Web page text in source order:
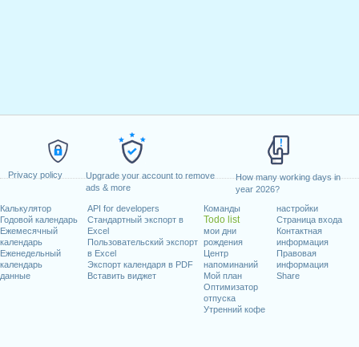
Privacy policy
Upgrade your account to remove
ads & more
How many working days in
year 2026?
Калькулятор
Годовой календарь
Ежемесячный
календарь
Еженедельный
календарь
данные
API for developers
Стандартный экспорт в
Excel
Пользовательский экспорт
в Excel
Экспорт календаря в PDF
Вставить виджет
Команды
Todo list
мои дни
рождения
Центр
напоминаний
Мой план
Оптимизатор
отпуска
Утренний кофе
настройки
Страница входа
Контактная
информация
Правовая
информация
Share